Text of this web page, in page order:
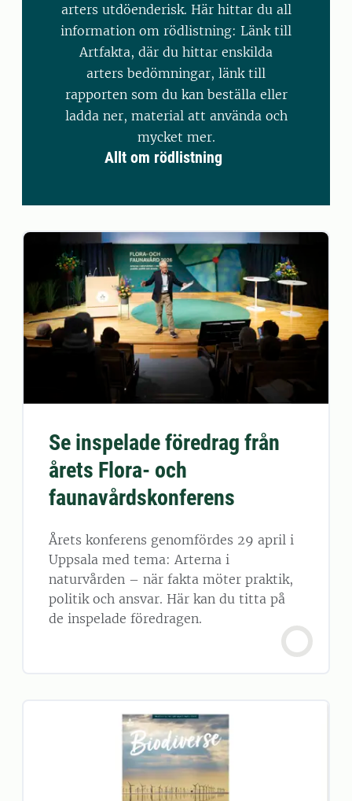
arters utdöenderisk. Här hittar du all
information om rödlistning: Länk till
Artfakta, där du hittar enskilda
arters bedömningar, länk till
rapporten som du kan beställa eller
ladda ner, material att använda och
mycket mer.
Allt om rödlistning
Se inspelade föredrag från
årets Flora- och
faunavårdskonferens
Årets konferens genomfördes 29 april i
Uppsala med tema: Arterna i
naturvården – när fakta möter praktik,
politik och ansvar. Här kan du titta på
de inspelade föredragen.